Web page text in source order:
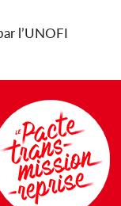
l’UNOFI